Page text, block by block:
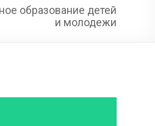
образование детей
и молодежи